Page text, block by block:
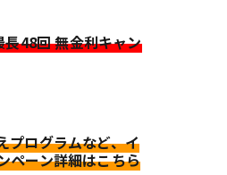
48回 無金利キャン
プログラムなど、イ
ペーン詳細はこちら